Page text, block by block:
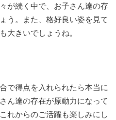
が続く中で、お子さん達の存
う。また、格好良い姿を見て
大きいでしょうね。
で得点を入れられたら本当に
ん達の存在が原動力になって
れからのご活躍も楽しみにし